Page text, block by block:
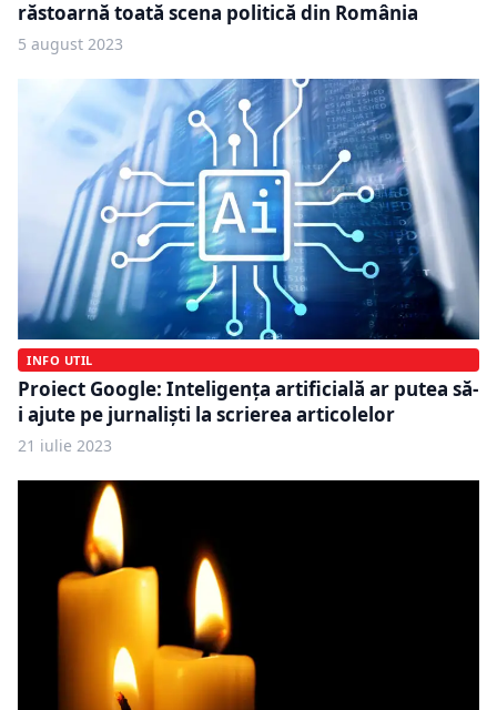
răstoarnă toată scena politică din România
5 august 2023
INFO UTIL
Proiect Google: Inteligența artificială ar putea să-
i ajute pe jurnaliști la scrierea articolelor
21 iulie 2023